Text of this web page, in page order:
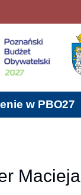
w PBO27